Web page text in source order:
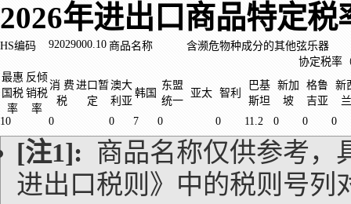
2026年进出口商品特定税
HS编码 92029000.10 商品名称
含濒危物种成分的其他弦乐器
协定税率
最惠
国税
率
反倾
销税
率
消 费
税
进口暂
定
澳大
利亚
韩国
东盟
统一
亚太 智利
巴基
斯坦
新加
坡
格鲁
吉亚
新
兰
10
0 0 7 0 0 11.2 0 0 0
[注1]: 商品名称仅供参考，
进出口税则》中的税则号列